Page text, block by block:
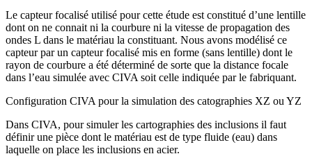
Le capteur focalisé utilisé pour cette étude est constitué d’une lentille
dont on ne connait ni la courbure ni la vitesse de propagation des
ondes L dans le matériau la constituant. Nous avons modélisé ce
capteur par un capteur focalisé mis en forme (sans lentille) dont le
rayon de courbure a été déterminé de sorte que la distance focale
dans l’eau simulée avec CIVA soit celle indiquée par le fabriquant.
Configuration CIVA pour la simulation des catographies XZ ou YZ
Dans CIVA, pour simuler les cartographies des inclusions il faut
définir une pièce dont le matériau est de type fluide (eau) dans
laquelle on place les inclusions en acier.